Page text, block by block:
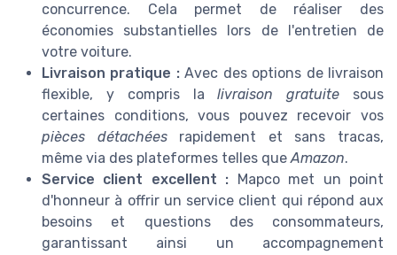
concurrence. Cela permet de réaliser des
économies substantielles lors de l'entretien de
votre voiture.
Livraison pratique :Avec des options de livraison
flexible, y compris lalivraison gratuite sous
certaines conditions, vous pouvez recevoir vos
pièces détachéesrapidement et sans tracas,
même via des plateformes telles queAmazon.
Service client excellent : Mapco met un point
d'honneur à offrir un service client qui répond aux
besoins et questions des consommateurs,
garantissant ainsi un accompagnement